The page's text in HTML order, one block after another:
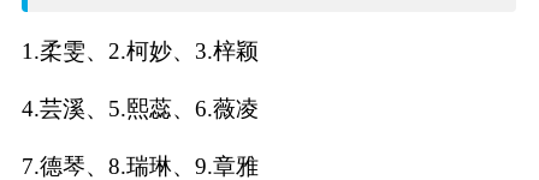
打
分
1.柔雯、2.柯妙、3.梓颖
4.芸溪、5.熙蕊、6.薇凌
7.德琴、8.瑞琳、9.章雅